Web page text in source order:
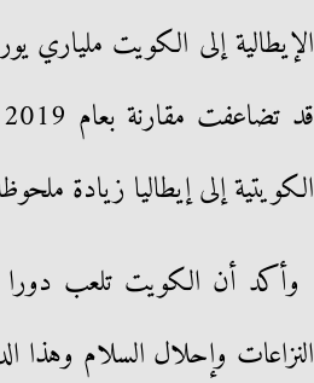
الكويتية إلى إيطاليا زيادة ملحوظة حيث
وأكد أن الكويت تلعب دورا
النزاعات وإحلال السلام وهذا